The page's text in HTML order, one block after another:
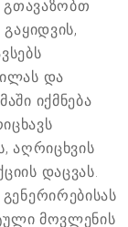
გთავაზობთ
და
იქმნება
აღრიცხვის
დაცვას.
მოვლენის